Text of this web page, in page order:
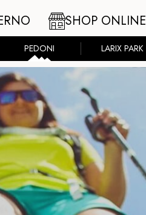
SHOP ONLINE
PEDONI LARIX PARK